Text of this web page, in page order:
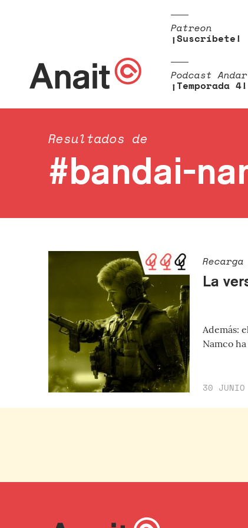
Patreon
¡Suscríbete!
Podcast Andar
¡Temporada 4!
Resultados de
#bandai-
La
Además:
Namco
30